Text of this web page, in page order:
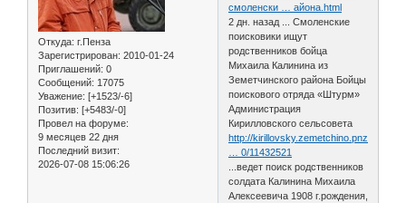
Откуда: г.Пенза
Зарегистрирован: 2010-01-24
Приглашений: 0
Сообщений: 17075
Уважение: [+1523/-6]
Позитив: [+5483/-0]
Провел на форуме:
9 месяцев 22 дня
Последний визит:
2026-07-08 15:06:26
смоленски … айона.html
2 дн. назад ... Смоленские
поисковики ищут
родственников бойца
Михаила Калинина из
Земетчинского района Бойцы
поискового отряда «Штурм»
Администрация
Кирилловского сельсовета
http://kirillovsky.zemetchino.pnzreg.ru
… 0/11432521
...ведет поиск родственников
солдата Калинина Михаила
Алексеевича 1908 г.рождения,